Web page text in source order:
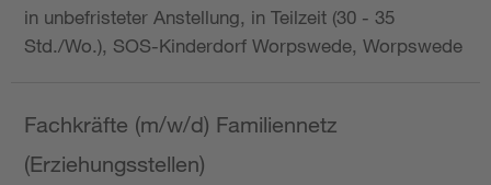
in unbefristeter Anstellung, in Teilzeit (30 - 35
Std./Wo.), SOS-Kinderdorf Worpswede, Worpswede
Fachkräfte (m/w/d) Familiennetz
(Erziehungsstellen)